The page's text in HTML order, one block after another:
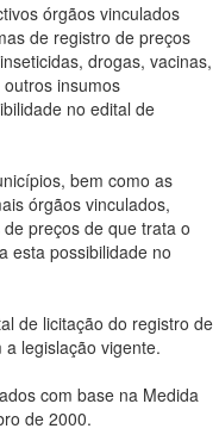
órgãos vinculados
de registro de preços
drogas, vacinas,
insumos
no edital de
bem como as
órgãos vinculados,
preços de que trata o
esta possibilidade no
de licitação do registro de
legislação vigente.
com base na Medida
de 2000.